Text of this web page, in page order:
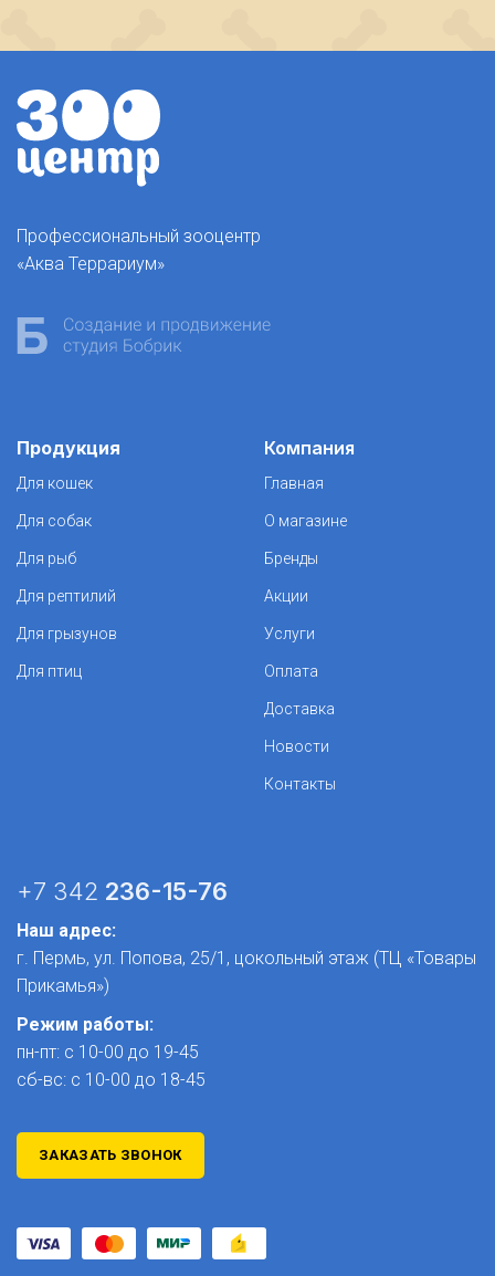
Профессиональный зооцентр
«Аква Террариум»
Продукция
Для кошек
Для собак
Для рыб
Для рептилий
Для грызунов
Для птиц
Компания
Главная
О магазине
Бренды
Акции
Услуги
Оплата
Доставка
Новости
Контакты
+7 342 236-15-76
Наш адрес:
г. Пермь, ул. Попова, 25/1​, цокольный этаж (ТЦ «Товары
Прикамья»)
Режим работы:
пн-пт: с 10-00 до 19-45
сб-вс: с 10-00 до 18-45
ЗАКАЗАТЬ ЗВОНОК